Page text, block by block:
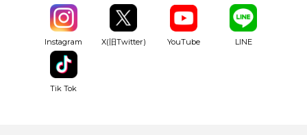
Instagram X(旧Twitter) YouTube LINE
Tik Tok